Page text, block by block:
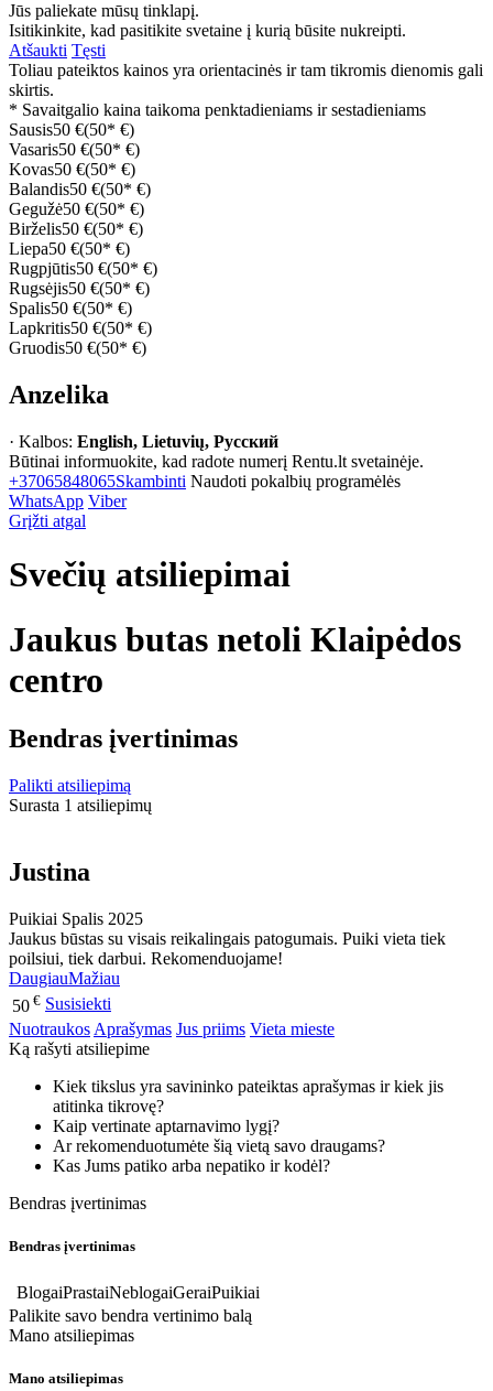
Jūs paliekate mūsų tinklapį.
Isitikinkite, kad pasitikite svetaine į kurią būsite nukreipti.
Atšaukti Tęsti
Toliau pateiktos kainos yra orientacinės ir tam tikromis dienomis gali
skirtis.
* Savaitgalio kaina taikoma penktadieniams ir sestadieniams
Sausis50 €(50* €)
Vasaris50 €(50* €)
Kovas50 €(50* €)
Balandis50 €(50* €)
Gegužė50 €(50* €)
Birželis50 €(50* €)
Liepa50 €(50* €)
Rugpjūtis50 €(50* €)
Rugsėjis50 €(50* €)
Spalis50 €(50* €)
Lapkritis50 €(50* €)
Gruodis50 €(50* €)
Anzelika
· Kalbos: English, Lietuvių, Русский
Būtinai informuokite, kad radote numerį Rentu.lt svetainėje.
+37065848065Skambinti Naudoti pokalbių programėlės
WhatsApp Viber
Grįžti atgal
Svečių atsiliepimai
Jaukus butas netoli Klaipėdos
centro
Bendras įvertinimas
Palikti atsiliepimą
Surasta 1 atsiliepimų
Justina
Puikiai Spalis 2025
Jaukus būstas su visais reikalingais patogumais. Puiki vieta tiek
poilsiui, tiek darbui. Rekomenduojame!
DaugiauMažiau
50 € Susisiekti
Nuotraukos Aprašymas Jus priims Vieta mieste
Ką rašyti atsiliepime
Kiek tikslus yra savininko pateiktas aprašymas ir kiek jis
atitinka tikrovę?
Kaip vertinate aptarnavimo lygį?
Ar rekomenduotumėte šią vietą savo draugams?
Kas Jums patiko arba nepatiko ir kodėl?
Bendras įvertinimas
Bendras įvertinimas
BlogaiPrastaiNeblogaiGeraiPuikiai
Palikite savo bendra vertinimo balą
Mano atsiliepimas
Mano atsiliepimas